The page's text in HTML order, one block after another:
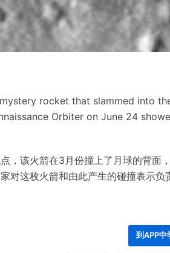
rocket that slammed into
Orbiter on June 24
，该火箭在3月份撞上了月球的背面，
对这枚火箭和由此产生的碰撞表示负
到APP中